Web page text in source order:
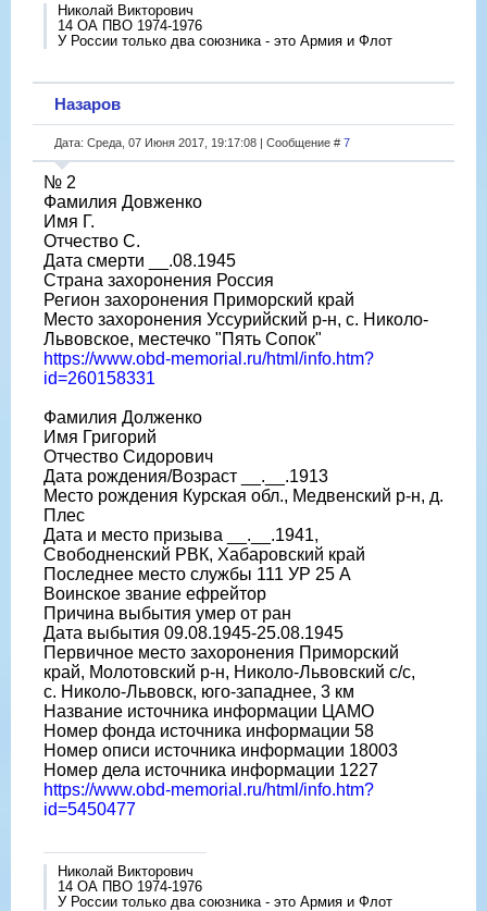
Николай Викторович
14 ОА ПВО 1974-1976
У России только два союзника - это Армия и Флот
Назаров
Дата: Среда, 07 Июня 2017, 19:17:08 | Сообщение # 7
№ 2
Фамилия Довженко
Имя Г.
Отчество С.
Дата смерти __.08.1945
Страна захоронения Россия
Регион захоронения Приморский край
Место захоронения Уссурийский р-н, с. Николо-
Львовское, местечко "Пять Сопок"
https://www.obd-memorial.ru/html/info.htm?
id=260158331
Фамилия Долженко
Имя Григорий
Отчество Сидорович
Дата рождения/Возраст __.__.1913
Место рождения Курская обл., Медвенский р-н, д.
Плес
Дата и место призыва __.__.1941,
Свободненский РВК, Хабаровский край
Последнее место службы 111 УР 25 А
Воинское звание ефрейтор
Причина выбытия умер от ран
Дата выбытия 09.08.1945-25.08.1945
Первичное место захоронения Приморский
край, Молотовский р-н, Николо-Львовский с/с,
с. Николо-Львовск, юго-западнее, 3 км
Название источника информации ЦАМО
Номер фонда источника информации 58
Номер описи источника информации 18003
Номер дела источника информации 1227
https://www.obd-memorial.ru/html/info.htm?
id=5450477
Николай Викторович
14 ОА ПВО 1974-1976
У России только два союзника - это Армия и Флот